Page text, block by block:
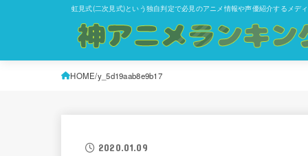
虹見式(二次見式)という独自判定で必見のアニメ情報や声優紹介するメデ
HOME y_5d19aab8e9b17
2020.01.09